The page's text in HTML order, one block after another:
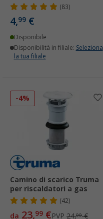
(83)
4,99 €
Disponibile
Disponibilità in filiale: Seleziona
la tua filiale
-4%
Camino di scarico Truma
per riscaldatori a gas
(42)
da 23,99 €PVP 24,99€